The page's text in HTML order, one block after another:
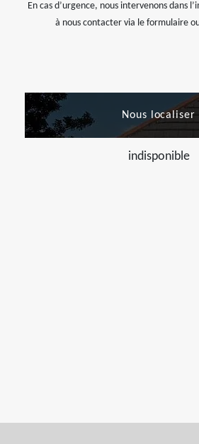
En cas d’urgence, nous intervenons dans
à nous contacter via le formulaire
Nous localiser
indisponible